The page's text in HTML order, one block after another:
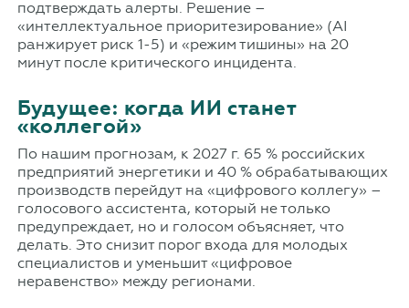
подтверждать алерты. Решение –
«интеллектуальное приоритезирование» (AI
ранжирует риск 1-5) и «режим тишины» на 20
минут после критического инцидента.
Будущее: когда ИИ станет
«коллегой»
По нашим прогнозам, к 2027 г. 65 % российских
предприятий энергетики и 40 % обрабатывающих
производств перейдут на «цифрового коллегу» –
голосового ассистента, который не только
предупреждает, но и голосом объясняет, что
делать. Это снизит порог входа для молодых
специалистов и уменьшит «цифровое
неравенство» между регионами.